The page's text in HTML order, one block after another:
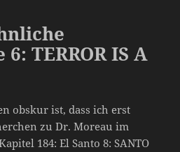
TERROR IS A
obskur ist, dass ich erst
zu Dr. Moreau im
184: El Santo 8: SANTO